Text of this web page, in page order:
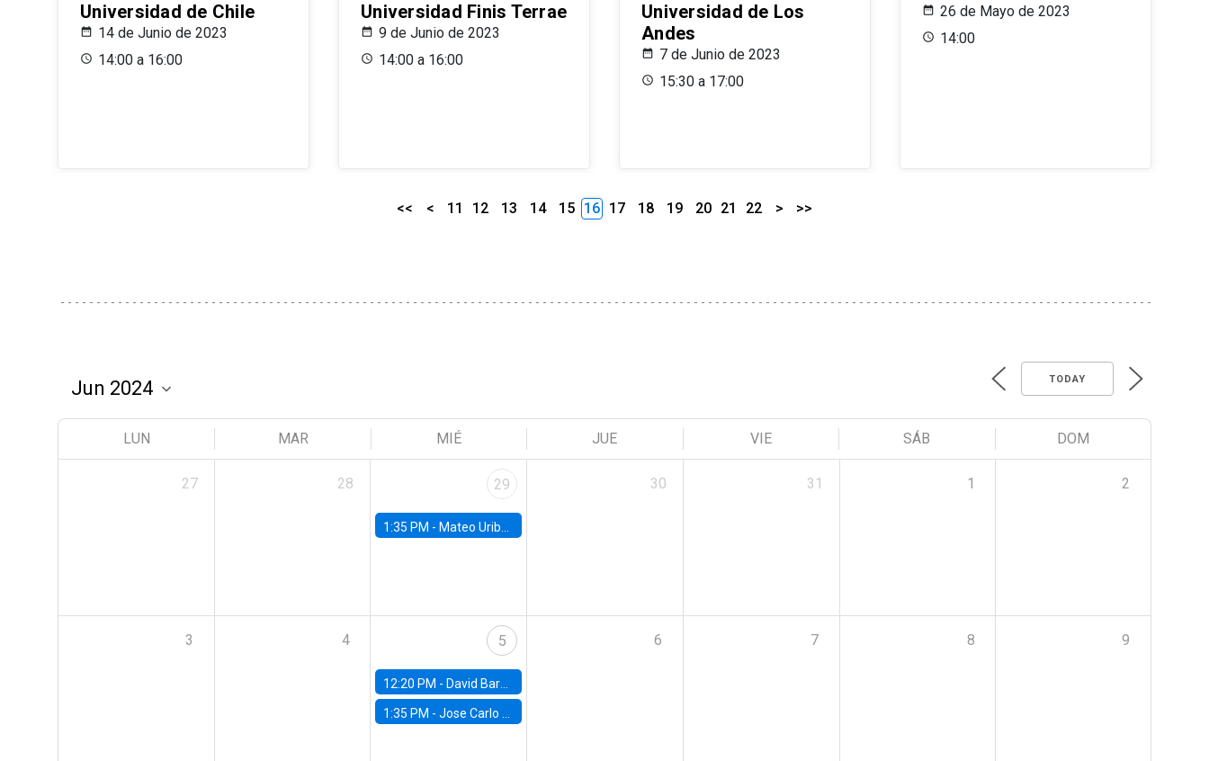
Universidad de Chile
14 de Junio de 2023
14:00 a 16:00
Universidad Finis Terrae
9 de Junio de 2023
14:00 a 16:00
Universidad de Los
Andes
7 de Junio de 2023
15:30 a 17:00
26 de Mayo de 2023
14:00
<< < 11 12 13 14 15 16 17 18 19 20 21 22 > >>
TODAY
LUN MAR MIÉ JUE VIE SÁB DOM
27 28 29
1:35 PM - Mateo Uribe-Castro, Universidad de los Andes (Colombia)
30 31 1 2
3 4 5
12:20 PM - David Bardey, Universidad de los Andes - CEDE
1:35 PM -Jose Carlo Bermudez, UC (ME) & World Bank
6 7 8 9